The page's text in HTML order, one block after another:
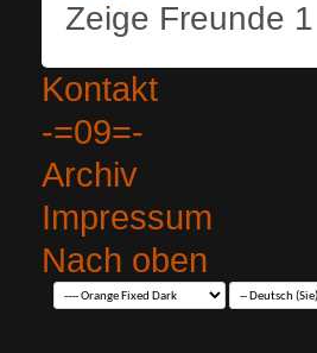
Zeige Freunde
Kontakt
-=09=-
Archiv
Impressum
Nach oben